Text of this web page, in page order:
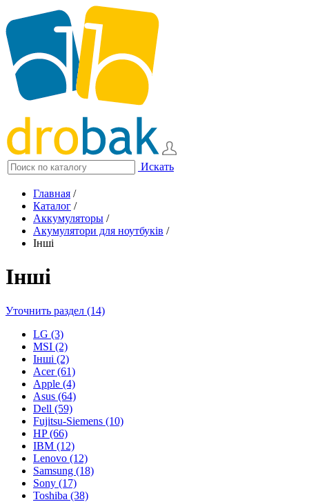
Искать
Главная /
Каталог /
Аккумуляторы /
Акумулятори для ноутбуків /
Інші
Інші
Уточнить раздел (14)
LG (3)
MSI (2)
Інші (2)
Acer (61)
Apple (4)
Asus (64)
Dell (59)
Fujitsu-Siemens (10)
HP (66)
IBM (12)
Lenovo (12)
Samsung (18)
Sony (17)
Toshiba (38)